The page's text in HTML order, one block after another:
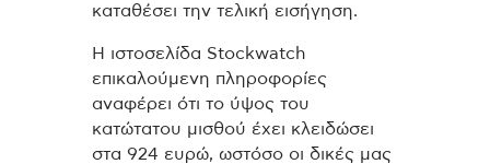
καταθέσει την τελική εισήγηση.
Η ιστοσελίδα Stockwatch
επικαλούμενη πληροφορίες
αναφέρει ότι το ύψος του
κατώτατου μισθού έχει κλειδώσει
στα 924 ευρώ, ωστόσο οι δικές μας